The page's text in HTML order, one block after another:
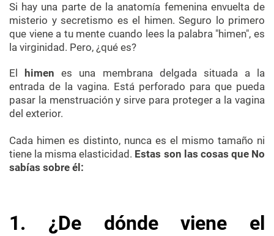
Si hay una parte de la anatomía femenina envuelta de
misterio y secretismo es el himen. Seguro lo primero
que viene a tu mente cuando lees la palabra "himen", es
la virginidad. Pero, ¿qué es?
El himenes una membrana delgada situada a la
entrada de la vagina. Está perforado para que pueda
pasar la menstruación y sirve para proteger a la vagina
del exterior.
Cada himen es distinto, nunca es el mismo tamaño ni
tiene la misma elasticidad. Estas son las cosas que No
sabías sobre él:
1. ¿De dónde viene el